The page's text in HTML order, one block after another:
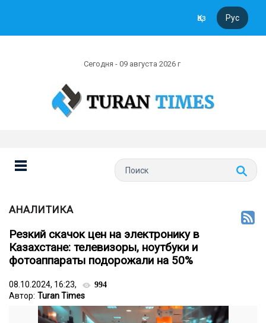
Қаз Рус
Сегодня - 09 августа 2026 г
АНАЛИТИКА
Резкий скачок цен на электронику в
Казахстане: телевизоры, ноутбуки и
фотоаппараты подорожали на 50%
08.10.2024, 16:23, 994
Автор: Turan Times